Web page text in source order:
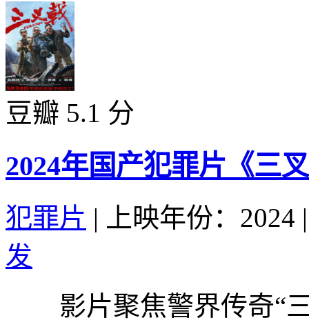
豆瓣 5.1 分
2024年国产犯罪片《三
犯罪片 | 上映年份：2024 |
发
影片聚焦警界传奇“